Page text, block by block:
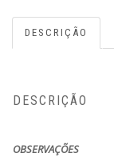
DESCRIÇÃO
DESCRIÇÃO
OBSERVAÇÕES